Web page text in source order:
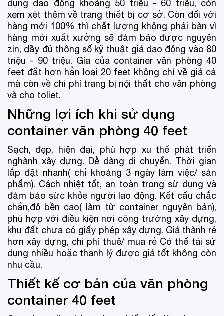
dụng dao động khoảng 50 triệu - 60 triệu, còn
xem xét thêm về trang thiết bị cơ sở. Còn đối với
hàng mới 100% thì chất lượng không phải bàn vì
hàng mới xuất xưởng sẽ đảm bảo được nguyên
zin, dầy đủ thông số kỹ thuật giá dao động vào 80
triệu - 90 triệu. Gía của container văn phòng 40
feet đắt hơn hẳn loại 20 feet không chỉ về giá cả
mà còn về chi phí trang bị nội thất cho văn phòng
và cho toliet.
Những lợi ích khi sử dụng
container văn phòng 40 feet
Sạch, đẹp, hiện đại, phù hợp xu thế phát triển
nghành xây dựng. Dễ dàng di chuyển. Thời gian
lắp đặt nhanh( chỉ khoảng 3 ngày làm việc/ sản
phẩm). Cách nhiệt tốt, an toàn trong sử dụng và
đảm bảo sức khỏe người lao động. Kết cấu chắc
chắn,độ bền cao( làm từ container nguyên bản),
phù hợp với điều kiện nơi công trường xây dựng,
khu đất chưa có giấy phép xây dựng. Giá thành rẻ
hơn xây dựng, chi phí thuê/ mua rẻ Có thể tái sử
dụng nhiều hoặc thanh lý được giá tốt không còn
nhu cầu.
Thiết kế cơ bản của văn phòng
container 40 feet